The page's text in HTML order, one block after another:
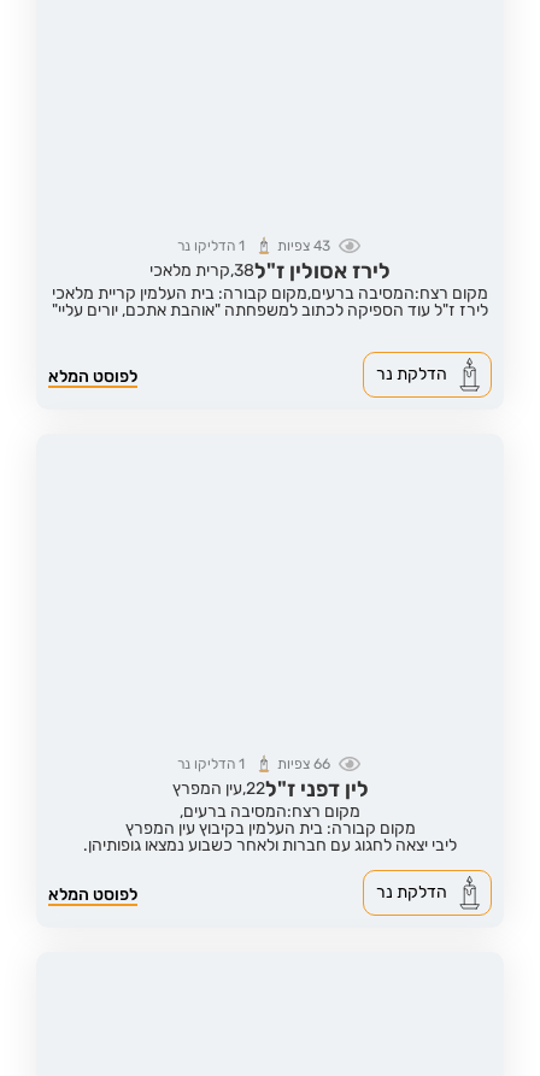
43צפיות 1 הדליקו נר
לירז אסולין ז"ל38, קרית מלאכי
מקום רצח:המסיבה ברעים,מקום קבורה: בית העלמין קריית מלאכי
לירז ז"ל עוד הספיקה לכתוב למשפחתה "אוהבת אתכם, יורים עליי"
לפוסט המלא הדלקת נר
66צפיות 1 הדליקו נר
לין דפני ז"ל22, עין המפרץ
מקום רצח:המסיבה ברעים,
מקום קבורה: בית העלמין בקיבוץ עין המפרץ
ליבי יצאה לחגוג עם חברות ולאחר כשבוע נמצאו גופותיהן.
לפוסט המלא הדלקת נר